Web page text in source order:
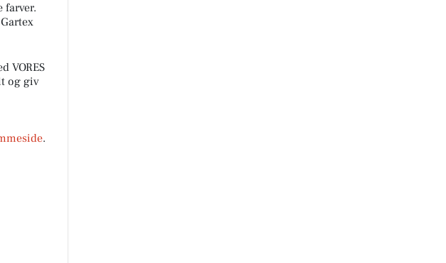
farver.
VORES
og giv
.